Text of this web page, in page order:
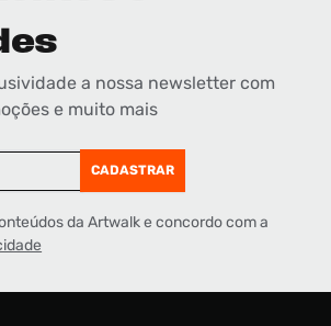
a nossa newsletter com
e muito mais
CADASTRAR
da Artwalk e concordo com a